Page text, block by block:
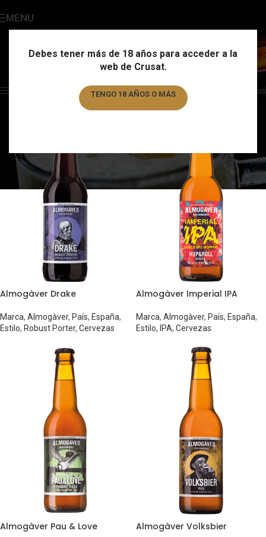
Debes tener más de 18 años para acceder a la
web de Crusat.
TENGO 18 AÑOS O MÁS
MENU País
Showing 13–24 of 326 results
Filtros
Almogàver Drake
Marca, Almogàver, País, España,
Estilo, Robust Porter, Cervezas
Almogàver Imperial IPA
Marca, Almogàver, País, España,
Estilo, IPA, Cervezas
Almogàver Pau & Love Almogàver Volksbier